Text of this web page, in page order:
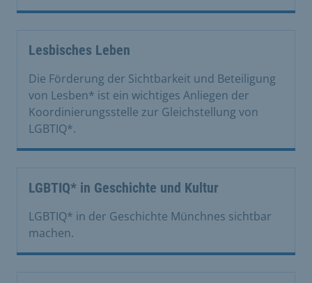
Lesbisches Leben
Die Förderung der Sichtbarkeit und Beteiligung
von Lesben* ist ein wichtiges Anliegen der
Koordinierungsstelle zur Gleichstellung von
LGBTIQ*.
LGBTIQ* in Geschichte und Kultur
LGBTIQ* in der Geschichte Münchnes sichtbar
machen.